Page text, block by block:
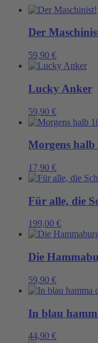
Der
59,90 €
Lucky Anker
59,90 €
Morgens halb
17,90 €
Für alle, die
199,00 €
Die
59,90 €
In blau
44,90 €